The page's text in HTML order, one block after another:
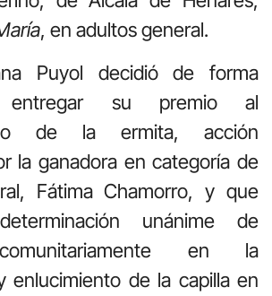
, en adultos general.
Puyol decidió de forma
entregar su premio al
de la ermita, acción
la ganadora en categoría de
Fátima Chamorro, y que
unánime de
en la
enlucimiento de la capilla en